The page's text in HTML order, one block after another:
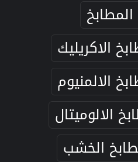
الاكريليك
الالمنيوم
الالوميتال
الخشب